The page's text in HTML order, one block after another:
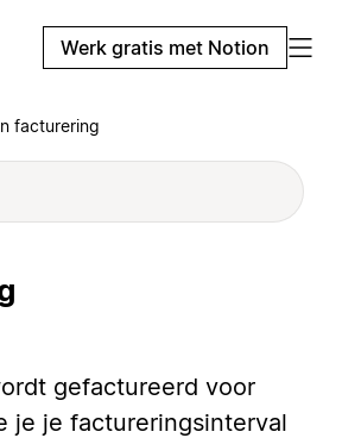
Werk gratis met Notion
facturering
gefactureerd voor
je je factureringsinterval